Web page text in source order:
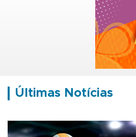
Últimas Notícias